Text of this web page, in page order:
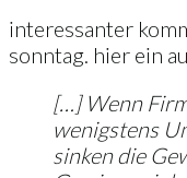
interessanter
sonntag. hier ein
[…] Wenn
wenigstens
sinken die